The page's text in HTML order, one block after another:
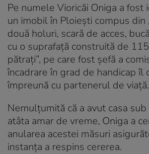
Pe numele Vioricăi Oniga a fost
un imobil în Ploiești compus din
două holuri, scară de acces,
cu o suprafață construită de
pătrați”, pe care fost șefă a
încadrare în grad de handicap îl
împreună cu partenerul de viață.
Nemulțumită că a avut casa
atâta amar de vreme, Oniga a
anularea acestei măsuri
instanța a respins cererea.